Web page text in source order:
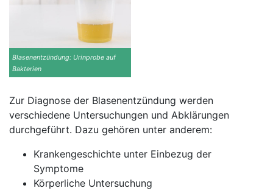
Blasenentzündung: Urinprobe auf
Bakterien
Zur Diagnose der Blasenentzündung werden
verschiedene Untersuchungen und Abklärungen
durchgeführt. Dazu gehören unter anderem:
Krankengeschichte unter Einbezug der
Symptome
Körperliche Untersuchung